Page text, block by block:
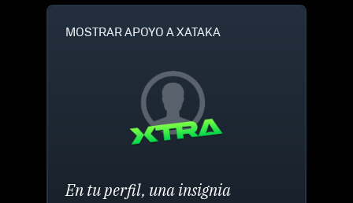
MOSTRAR APOYO A XATAKA
En tu perfil, una insignia